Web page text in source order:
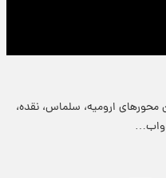
محور‌های ارومیه، سلماس، نقده،